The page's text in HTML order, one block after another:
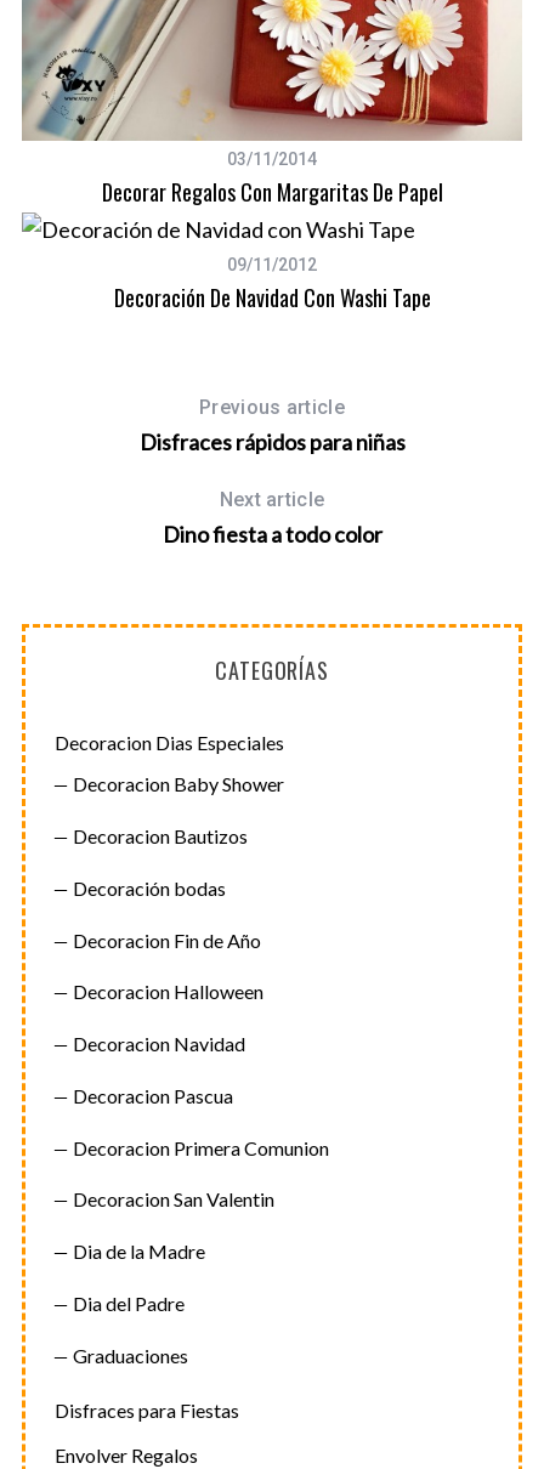
03/11/2014
Decorar Regalos Con Margaritas De Papel
09/11/2012
Decoración De Navidad Con Washi Tape
Previous article
Disfraces rápidos para niñas
Next article
Dino fiesta a todo color
CATEGORÍAS
Decoracion Dias Especiales
Decoracion Baby Shower
Decoracion Bautizos
Decoración bodas
Decoracion Fin de Año
Decoracion Halloween
Decoracion Navidad
Decoracion Pascua
Decoracion Primera Comunion
Decoracion San Valentin
Dia de la Madre
Dia del Padre
Graduaciones
Disfraces para Fiestas
Envolver Regalos